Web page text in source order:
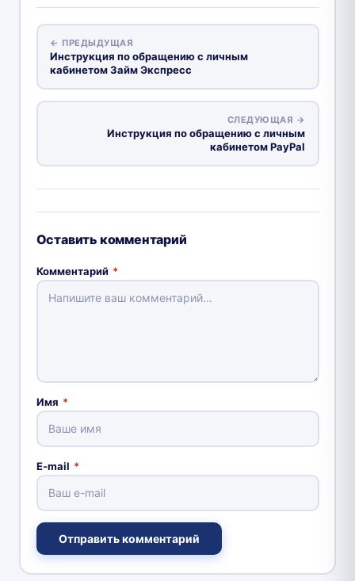
← ПРЕДЫДУЩАЯ
Инструкция по обращению с личным
кабинетом Займ Экспресс
СЛЕДУЮЩАЯ →
Инструкция по обращению с личным
кабинетом PayPal
Оставить комментарий
Комментарий *
Имя *
E-mail *
Отправить комментарий